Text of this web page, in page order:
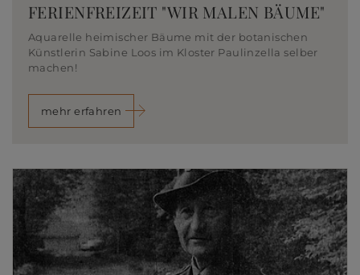
FERIENFREIZEIT "WIR MALEN BÄUME"
Aquarelle heimischer Bäume mit der botanischen
Künstlerin Sabine Loos im Kloster Paulinzella selber
machen!
mehr erfahren